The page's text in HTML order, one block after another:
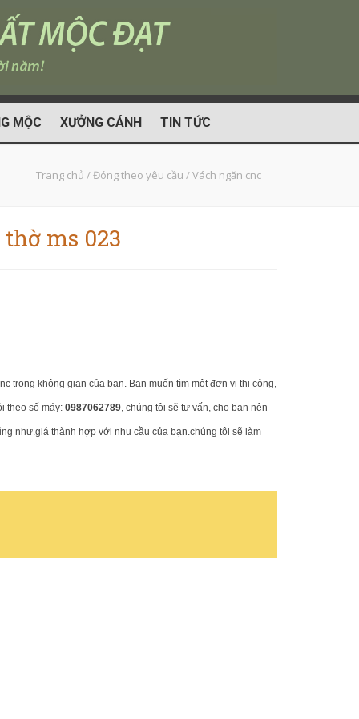
MỘC XƯỞNG CÁNH TIN TỨC
Trang chủ /Đóng theo yêu cầu /Vách ngăn cnc
ms 023
trong không gian của bạn. Bạn muốn tìm một đơn vị thi công,
theo số máy: 0987062789, chúng tôi sẽ tư vấn, cho bạn nên
như.giá thành hợp với nhu cầu của bạn.chúng tôi sẽ làm